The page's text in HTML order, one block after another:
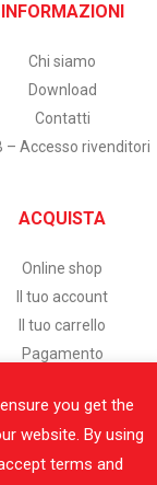
INFORMAZIONI
Chi siamo
Download
Contatti
– Accesso rivenditori
ACQUISTA
Online shop
Il tuo account
Il tuo carrello
Pagamento
SERVIZIO CLIENTI
Assistenza clienti
you get the
website. By using
terms and